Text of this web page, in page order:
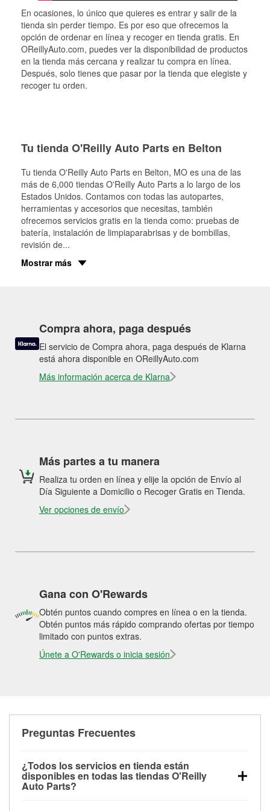
En ocasiones, lo único que quieres es entrar y salir de la
tienda sin perder tiempo. Es por eso que ofrecemos la
opción de ordenar en línea y recoger en tienda gratis. En
OReillyAuto.com, puedes ver la disponibilidad de productos
en la tienda más cercana y realizar tu compra en línea.
Después, solo tienes que pasar por la tienda que elegiste y
recoger tu orden.
Tu tienda O'Reilly Auto Parts en Belton
Tu tienda O'Reilly Auto Parts en Belton, MO es una de las
más de 6,000 tiendas O'Reilly Auto Parts a lo largo de los
Estados Unidos. Contamos con todas las autopartes,
herramientas y accesorios que necesitas, también
ofrecemos servicios gratis en la tienda como: pruebas de
batería, instalación de limpiaparabrisas y de bombillas,
revisión de...
Mostrar más
Compra ahora, paga después
El servicio de Compra ahora, paga después de Klarna
está ahora disponible en OReillyAuto.com
Más información acerca de Klarna
Más partes a tu manera
Realiza tu orden en línea y elije la opción de Envío al
Día Siguiente a Domicilio o Recoger Gratis en Tienda.
Ver opciones de envío
Gana con O'Rewards
Obtén puntos cuando compres en línea o en la tienda.
Obtén puntos más rápido comprando ofertas por tiempo
limitado con puntos extras.
Únete a O'Rewards o inicia sesión
Preguntas Frecuentes
¿Todos los servicios en tienda están
disponibles en todas las tiendas O'Reilly
Auto Parts?